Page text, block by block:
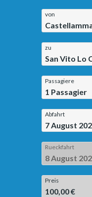
von
zu
San Vito Lo
Passagiere
1 Passagier
Abfahrt
7 August
Rueckfahrt
8 August
Preis
100,00 €